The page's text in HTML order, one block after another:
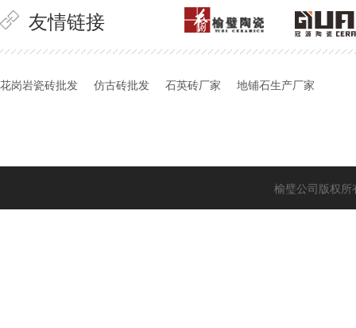
友情链接
花岗岩瓷砖批发 仿古砖批发 石英砖厂家 地铺石生产厂家
榆璧公司版权所